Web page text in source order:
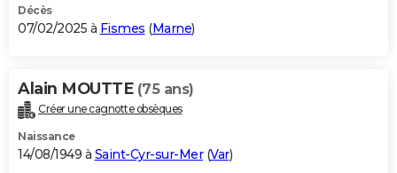
Décès
07/02/2025 à Fismes (Marne)
Alain MOUTTE (75 ans)
Créer une cagnotte obsèques
Naissance
14/08/1949 à Saint-Cyr-sur-Mer(Var)